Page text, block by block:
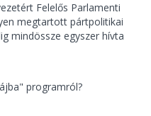
Felelős Parlamenti
megtartott pártpolitikai
mindössze egyszer hívta
programról?